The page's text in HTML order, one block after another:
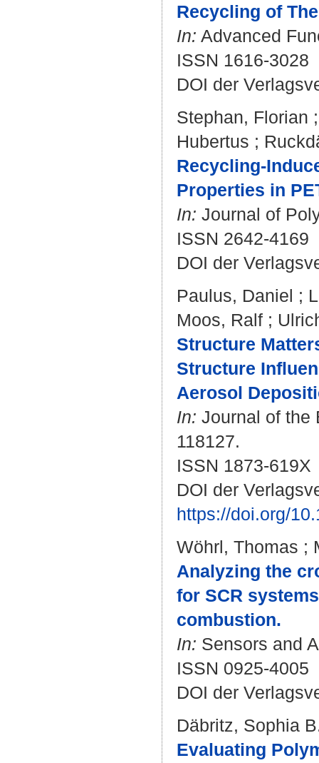
Recycling of
In: Advanced
ISSN 1616-3028
DOI der
Stephan, Florian
Hubertus ;
Recycling-
Properties in
In: Journal of
ISSN 2642-4169
DOI der
Paulus, Daniel ;
Moos, Ralf ;
Structure
Structure
Aerosol
In: Journal of the
118127.
ISSN 1873-619X
DOI der
https://doi.org/
Wöhrl, Thomas ;
Analyzing the
for SCR
combustion.
In: Sensors and
ISSN 0925-4005
DOI der
Däbritz, Sophia
Evaluating